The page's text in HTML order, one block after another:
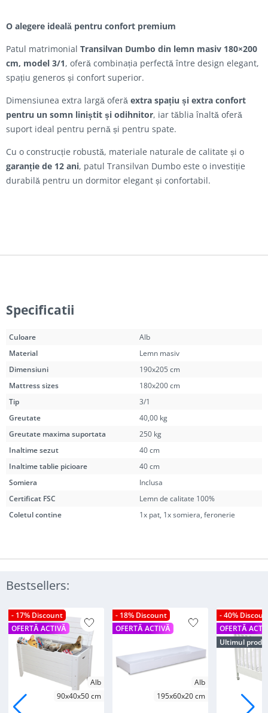
O alegere ideală pentru confort premium
Patul matrimonial Transilvan Dumbo din lemn masiv 180×200
cm, model 3/1, oferă combinația perfectă între design elegant,
spațiu generos și confort superior.
Dimensiunea extra largă oferă extra spațiu și extra confort
pentru un somn liniștit și odihnitor, iar tăblia înaltă oferă
suport ideal pentru pernă și pentru spate.
Cu o construcție robustă, materiale naturale de calitate și o
garanție de 12 ani, patul Transilvan Dumbo este o investiție
durabilă pentru un dormitor elegant și confortabil.
Specificatii
Culoare
Alb
Material
Lemn masiv
Dimensiuni
190x205 cm
Mattress sizes
180x200 cm
Tip
3/1
Greutate
40,00 kg
Greutate maxima suportata
250 kg
Inaltime sezut
40 cm
Inaltime tablie picioare
40 cm
Somiera
Inclusa
Certificat FSC
Lemn de calitate 100%
Coletul contine
1x pat, 1x somiera, feronerie
Bestsellers:
- 17% Discount
OFERTĂ ACTIVĂ
Alb
90x40x50 cm
- 18% Discount
OFERTĂ ACTIVĂ
Alb
195x60x20 cm
- 40%
OFERTĂ
Ultimul